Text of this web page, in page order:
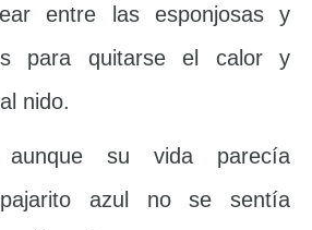
entre las esponjosas y
para quitarse el calor y
nido.
aunque su vida parecía
azul no se sentía